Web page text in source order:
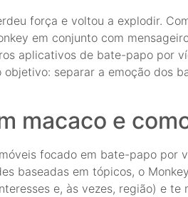
força e voltou a explodir.
em conjunto com
aplicativos de bate-papo por
separar a emoção dos
macaco e
focado em bate-papo
baseadas em tópicos, o
e, às vezes, região) e